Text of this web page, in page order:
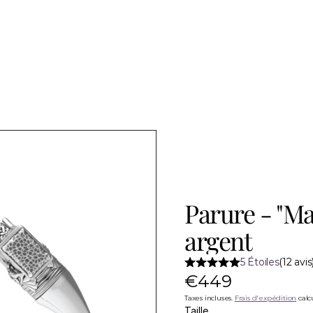
Parure -
argent
5 Étoiles(12
€449
Taxes incluses. Frais d'expédition
Taille